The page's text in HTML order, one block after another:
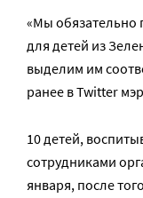
«Мы
для детей из
выделим им
ранее в Twitter
10 детей,
сотрудниками
января, после